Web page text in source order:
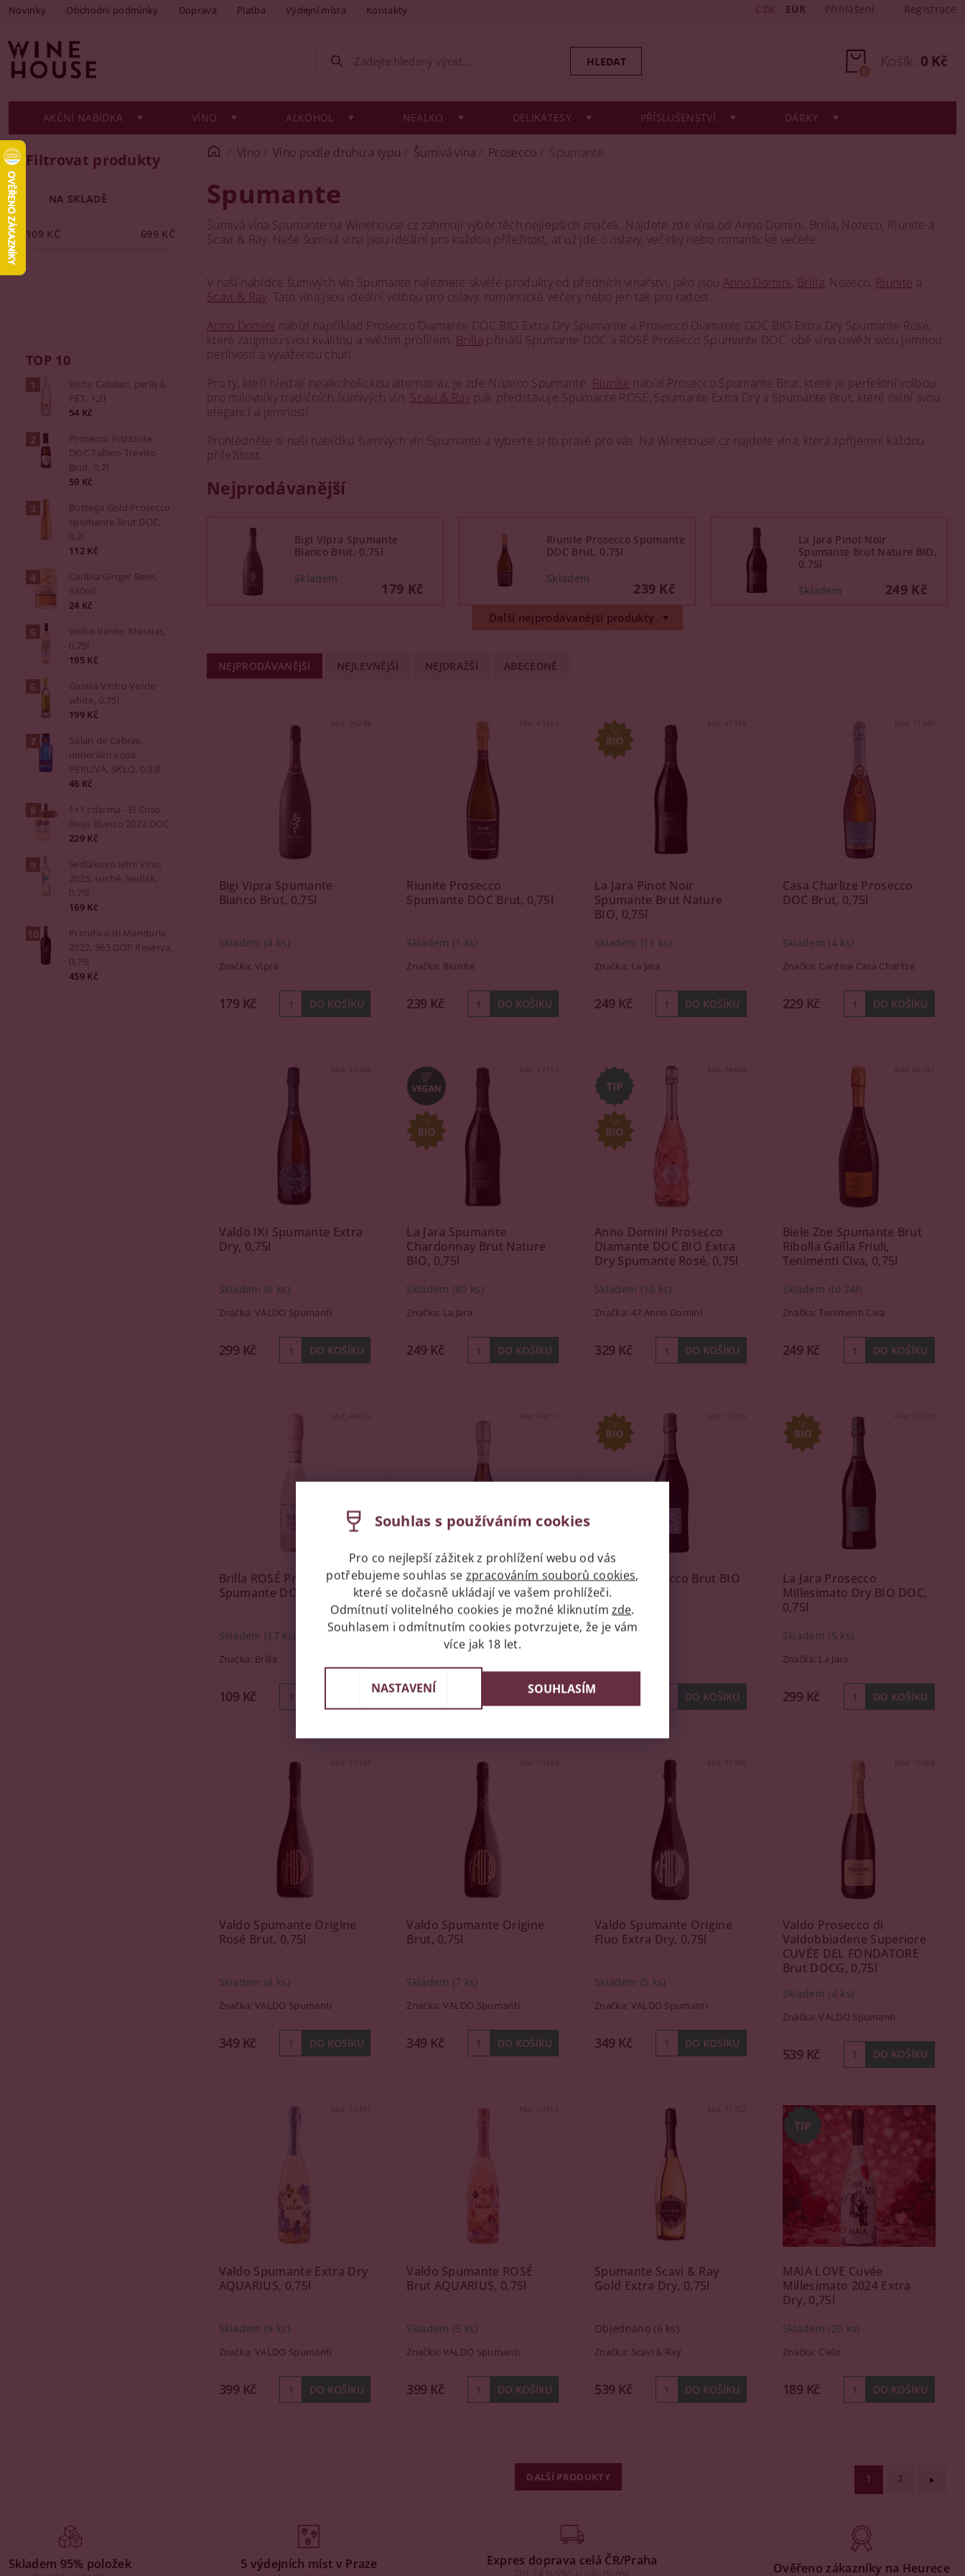
Novinky Obchodní podmínky Doprava Platba Výdejní místa Kontakty EUR Přihlášení Registrace
Košík: 0 Kč
0
AKČNÍ NABÍDKA VÍNO ALKOHOL NEALKO DELIKATESY PŘÍSLUŠENSTVÍ DÁRKY
Filtrovat produkty
NA SKLADĚ
109 KČ 699 KČ
TOP 10
Vichy Catalan, perlivá,
PET, 1,2l
54 Kč
Prosecco Frizzante
DOC Tallero Treviso
Brut, 0,2l
59 Kč
Bottega Gold Prosecco
spumante Brut DOC,
0,2l
112 Kč
Caribia Ginger Beer,
330ml
24 Kč
Vinho Verde, Messias,
0,75l
195 Kč
Gazela Vinho Verde
white, 0,75l
199 Kč
Solan de Cabras,
minerální voda
PERLIVÁ, SKLO, 0,33l
46 Kč
1+1 zdarma - El Coto
Rioja Blanco 2023 DOC
229 Kč
Sedlákovo letní víno,
2025, suché, Sedlák,
0,75l
169 Kč
Primitivo di Manduria
2022, 365 DOP Reserva,
0,75l
459 Kč
Víno Víno podle druhu a typu Šumivá vína Prosecco Spumante
Spumante
Šumivá vína Spumante na Winehouse.cz zahrnují výběr těch nejlepších značek. Najdete zde vína od Anno Domini, Brilla, Nozeco, Riunite a
Scavi & Ray. Naše šumivá vína jsou ideální pro každou příležitost, ať už jde o oslavy, večírky nebo romantické večeře.
V naší nabídce šumivých vín Spumante naleznete skvělé produkty od předních vinařství, jako jsou Anno Domini, Brilla, Nozeco, Riunite a
Scavi & Ray . Tato vína jsou ideální volbou pro oslavy, romantické večery nebo jen tak pro radost.
Anno Domini nabízí například Prosecco Diamante DOC BIO Extra Dry Spumante a Prosecco Diamante DOC BIO Extra Dry Spumante Rosé,
které zaujmou svou kvalitou a svěžím profilem. Brilla přináší Spumante DOC a ROSÉ Prosecco Spumante DOC, obě vína osvěží svou jemnou
perlivostí a vyváženou chutí.
Pro ty, kteří hledají nealkoholickou alternativu, je zde Nozeco Spumante. Riunite nabízí Prosecco Spumante Brut, které je perfektní volbou
pro milovníky tradičních šumivých vín. Scavi & Ray pak představuje Spumante ROSÉ, Spumante Extra Dry a Spumante Brut, které oslní svou
elegancí a jemností.
Prohlédněte si naši nabídku šumivých vín Spumante a vyberte si to pravé pro vás. Na Winehouse.cz najdete vína, která zpříjemní každou
příležitost.
Nejprodávanější
Bigi Vipra Spumante
Bianco Brut, 0,75l
179 Kč
Riunite Prosecco Spumante
DOC Brut, 0,75l
239 Kč
La Jara Pinot Noir
Spumante Brut Nature BIO,
0,75l
249 Kč
Další nejprodávanější produkty
NEJPRODÁVANĚJŠÍ NEJLEVNĚJŠÍ NEJDRAŽŠÍ ABECEDNĚ
Kód: 95248
Bigi Vipra Spumante
Bianco Brut, 0,75l
Skladem (4 ks)
Značka:Vipra
179 Kč
Kód: 43261
Riunite Prosecco
Spumante DOC Brut, 0,75l
Skladem (1 ks)
Značka: Riunite
239 Kč
Kód: 97158
La Jara Pinot Noir
Spumante Brut Nature
BIO, 0,75l
Skladem (11 ks)
Značka: La Jara
249 Kč
Kód:
Casa Charlize Prosecco
DOC Brut, 0,75l
Skladem (4 ks)
Značka: Cantine Casa Charlize
229 Kč
Kód:
Valdo IKI Spumante Extra
Dry, 0,75l
Skladem (6 ks)
Značka:VALDO Spumanti
299 Kč
Kód: 97157
La Jara Spumante
Chardonnay Brut Nature
BIO, 0,75l
Skladem (80 ks)
Značka: La Jara
249 Kč
Kód: 74608
Anno Domini Prosecco
Diamante DOC BIO Extra
Dry Spumante Rosé, 0,75l
Skladem (16 ks)
Značka: 47 Anno Domini
329 Kč
Kód: 96781
Biele Zoe Spumante Brut
Ribolla Gailla Friuli,
Tenimenti Civa, 0,75l
Skladem do 24h
Značka:Tenimenti Civa
249 Kč
Kód: 49872
Brilla ROSÉ Prosecco
Spumante DOC, 0,2l
Skladem (17 ks)
Značka: Brilla
109 Kč
Kód: 43211
Brilla Prosecco Spumante
DOC, 0,2l
Skladem(21 ks)
109 Kč
Kód: 10202
La Jara Prosecco Brut BIO
DOC, 0,75l
Skladem
299 Kč
Kód: 10200
La Jara Prosecco
Millesimato Dry BIO DOC,
0,75l
Skladem (5 ks)
Značka: La Jara
299 Kč
Kód:
Valdo Spumante Origine
Rosé Brut, 0,75l
Skladem (4 ks)
Značka:VALDO Spumanti
349 Kč
Kód:
Valdo Spumante Origine
Brut, 0,75l
Skladem (7 ks)
Značka: VALDO Spumanti
349 Kč
Kód: 10385
Valdo Spumante Origine
Fluo Extra Dry, 0,75l
Skladem (5 ks)
Značka: VALDO Spumanti
349 Kč
Kód:
Valdo Prosecco di
Valdobbiadene Superiore
CUVÉE DEL FONDATORE
Brut DOCG, 0,75l
Skladem (4 ks)
Značka:VALDO Spumanti
539 Kč
Kód: 10367
Valdo Spumante Extra Dry
AQUARIUS, 0,75l
Skladem (9 ks)
Značka:VALDO Spumanti
399 Kč
Kód:
Valdo Spumante ROSÉ
Brut AQUARIUS, 0,75l
Skladem (5 ks)
Značka: VALDO Spumanti
399 Kč
Kód: 71722
Spumante Scavi & Ray
Gold Extra Dry, 0,75l
Objednáno (6 ks)
Značka: Scavi & Ray
539 Kč
Kód:
MAIA LOVE Cuvée
Millesimato 2024 Extra
Dry, 0,75l
Skladem (20 ks)
Značka: Cielo
189 Kč
DALŠÍ PRODUKTY 1 2
Skladem 95% položek 5 výdejních míst v Praze Expres doprava celá ČR/Praha
Do 24 hodin u vás doma Ověřeno zákazníky na Heurece
Souhlas s používáním cookies
Pro co nejlepší zážitek z prohlížení webu od vás
potřebujeme souhlas se zpracováním souborů cookies,
které se dočasně ukládají ve vašem prohlížeči.
Odmítnutí volitelného cookies je možné kliknutímzde.
Souhlasem i odmítnutím cookies potvrzujete, že je vám
více jak 18 let.
NASTAVENÍ SOUHLASÍM